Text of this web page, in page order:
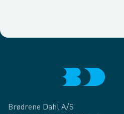
Brødrene Dahl A/S